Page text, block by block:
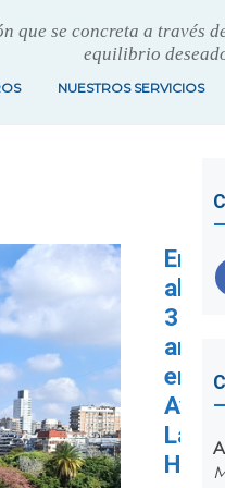
que se concreta a través
equilibrio
NUESTROS SERVICIOS
En
3
en
Av.
Las